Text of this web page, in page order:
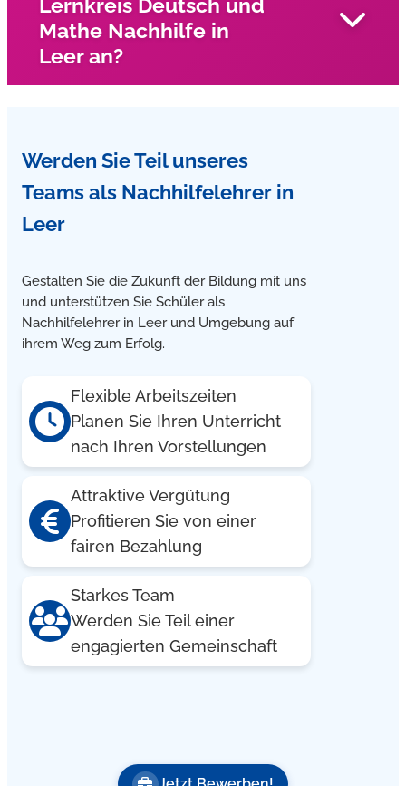
entwickelte Förderdiagnostik vielfach bewährt.
Ja, unsere Einzelnachhilfe in Leer kann über Bildung und
Teilhabe finanziert werden. Wir sind ein anerkannter
Lernförderer des Landkreises. Gerne beraten wir Sie bei
Lernkreis Deutsch und
Mathe Nachhilfe in
Leer an?
und geben Mathe und Deutsch Nachhilfe in Leer
Werden Sie Teil unseres
Teamsals Nachhilfelehrer in
Leer
Gestalten Sie die Zukunft der Bildung mit uns
und unterstützen Sie Schüler als
Nachhilfelehrer in Leer und Umgebung auf
ihrem Weg zum Erfolg.
Flexible Arbeitszeiten
Planen Sie Ihren Unterricht
nach Ihren Vorstellungen
Attraktive Vergütung
Profitieren Sie von einer
fairen Bezahlung
Starkes Team
Werden Sie Teil einer
engagierten Gemeinschaft